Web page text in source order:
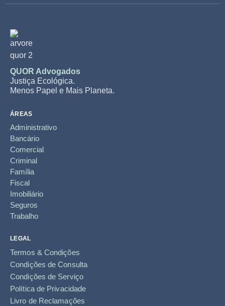
QUOR Advogados
Justiça Ecológica.
Menos Papel e Mais Planeta.
ÁREAS
Administrativo
Bancário
Comercial
Criminal
Família
Fiscal
Imobiliário
Seguros
Trabalho
LEGAL
Termos & Condições
Condições de Consulta
Condições de Serviço
Política de Privacidade
Livro de Reclamações